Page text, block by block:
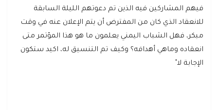
فيهم المشاركين فيه الذين تم دعوتهم الليلة السابقة
للانعقاد الذي كان من المفترض أن يتم الإعلان عنه في وقت
مبكر، فهل الشباب اليمني يعلمون ما هو هذا المؤتمر متى
انعقاده وماهي أهدافه؟ وكيف تم التنسيق له، اكيد ستكون
الإجابة لا"